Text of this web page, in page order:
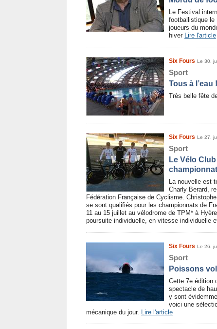
Le Festival
footballistique le
joueurs du
hiver Lire l'article
Six Fours Le 30.
Sport
Tous à l’eau !
Très belle fête
Six Fours Le 27.
Sport
Le Vélo
La nouvelle est
Charly Berard,
Fédération Française de Cyclisme.
se sont qualifiés pour les championnats de
11 au 15 juillet au vélodrome de TPM* à
poursuite individuelle, en vitesse individuelle
Six Fours Le 26.
Sport
Poissons
Cette 7e édition
spectacle de
y sont
voici une
mécanique du jour. Lire l'article